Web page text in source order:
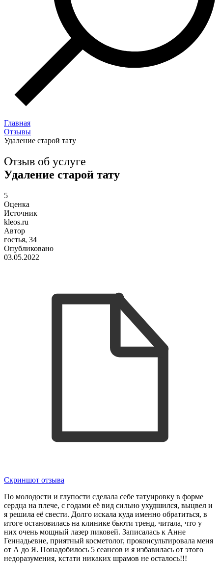
Главная
Отзывы
Удаление старой тату
Отзыв об услуге
Удаление старой тату
5
Оценка
Источник
kleos.ru
Автор
гостья, 34
Опубликовано
03.05.2022
Скриншот отзыва
По молодости и глупости сделала себе татуировку в форме
сердца на плече, с годами её вид сильно ухудшился, выцвел и
я решила её свести. Долго искала куда именно обратиться, в
итоге остановилась на клинике бьюти тренд, читала, что у
них очень мощный лазер пиковей. Записалась к Анне
Геннадьевне, приятный косметолог, проконсультировала меня
от А до Я. Понадобилось 5 сеансов и я избавилась от этого
недоразумения, кстати никаких шрамов не осталось!!!